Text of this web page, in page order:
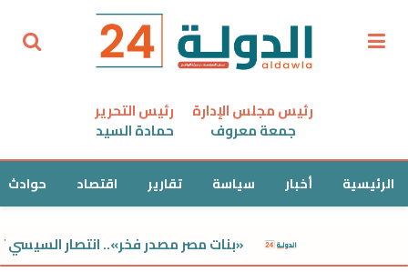
رئيس مجلس الإدارة
جمعة معروف
رئيس التحرير
حمادة السيد
الرئيسية أخبار سياسة تقارير اقتصاد حوادث
«بنات مصر مصدر فخر».. انتصار السيسي تهنئ